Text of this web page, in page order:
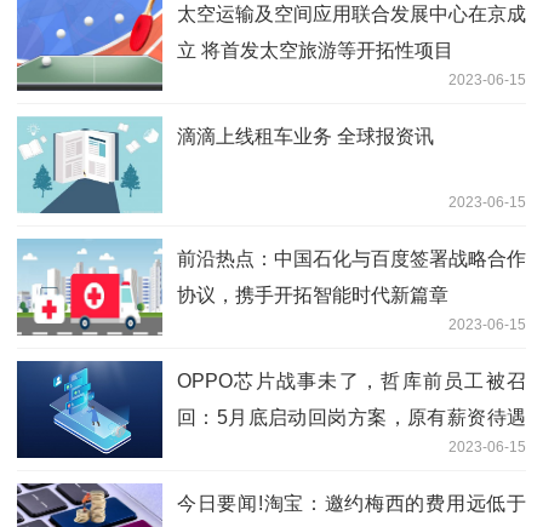
太空运输及空间应用联合发展中心在京成
立 将首发太空旅游等开拓性项目
2023-06-15
滴滴上线租车业务 全球报资讯
2023-06-15
前沿热点：中国石化与百度签署战略合作
协议，携手开拓智能时代新篇章
2023-06-15
OPPO芯片战事未了，哲库前员工被召
回：5月底启动回岗方案，原有薪资待遇
2023-06-15
今日要闻!淘宝：邀约梅西的费用远低于